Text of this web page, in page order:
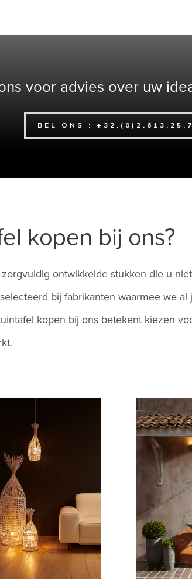
voor advies over uw
BEL ONS :
kopen bij ons?
ontwikkelde stukken die u
bij fabrikanten waarmee we
kopen bij ons betekent kiezen